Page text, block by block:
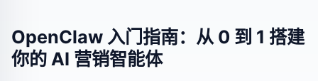
OpenClaw 入门指南：从 0 到 1 搭建
你的 AI 营销智能体